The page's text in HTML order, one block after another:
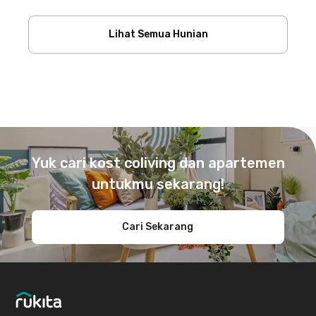
Lihat Semua Hunian
Yuk cari kost coliving dan apartemen
untukmu sekarang!
Cari Sekarang